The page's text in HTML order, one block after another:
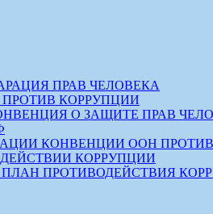
ПРАВ ЧЕЛОВЕКА
КОРРУПЦИИ
О ЗАЩИТЕ ПРАВ
КОНВЕНЦИИ ООН
КОРРУПЦИИ
ПРОТИВОДЕЙСТВИЯ